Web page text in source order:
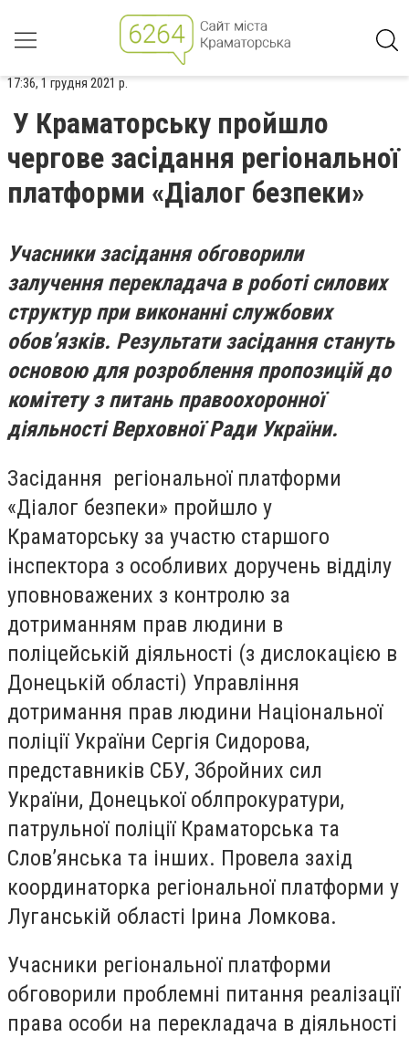
17:36, 1 грудня 2021 р.
У Краматорську пройшло
чергове засідання регіональної
платформи «Діалог безпеки»
Учасники засідання обговорили
залучення перекладача в роботі силових
структур при виконанні службових
обов’язків. Результати засідання стануть
основою для розроблення пропозицій до
комітету з питань правоохоронної
діяльності Верховної Ради України.
Засідання регіональної платформи
«Діалог безпеки» пройшло у
Краматорську за участю старшого
інспектора з особливих доручень відділу
уповноважених з контролю за
дотриманням прав людини в
поліцейській діяльності (з дислокацією в
Донецькій області) Управління
дотримання прав людини Національної
поліції України Сергія Сидорова,
представників СБУ, Збройних сил
України, Донецької облпрокуратури,
патрульної поліції Краматорська та
Слов’янська та інших. Провела захід
координаторка регіональної платформи у
Луганській області Ірина Ломкова.
Учасники регіональної платформи
обговорили проблемні питання реалізації
права особи на перекладача в діяльності